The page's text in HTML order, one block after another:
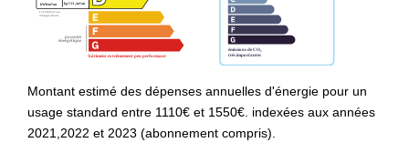
Montant estimé des dépenses annuelles d'énergie pour un
usage standard entre 1110€ et 1550€. indexées aux années
2021,2022 et 2023 (abonnement compris).